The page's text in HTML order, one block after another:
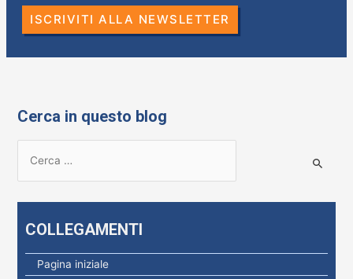
k
ISCRIVITI ALLA NEWSLETTER
Cerca in questo blog
COLLEGAMENTI
Pagina iniziale